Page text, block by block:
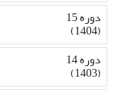
دوره 15
(1404)
دوره 14
(1403)